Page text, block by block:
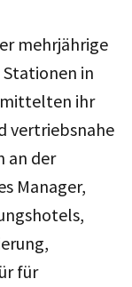
mehrjährige
in
ihr
vertriebsnahe
an der
Manager,
für